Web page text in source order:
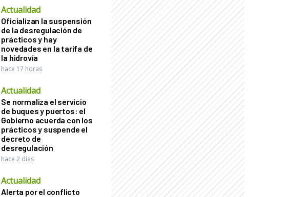
Actualidad
Oficializan la suspensión
de la desregulación de
prácticos y hay
novedades en la tarifa de
la hidrovía
hace 17 horas
Actualidad
Se normaliza el servicio
de buques y puertos: el
Gobierno acuerda con los
prácticos y suspende el
decreto de
desregulación
hace 2 días
Actualidad
Alerta por el conflicto